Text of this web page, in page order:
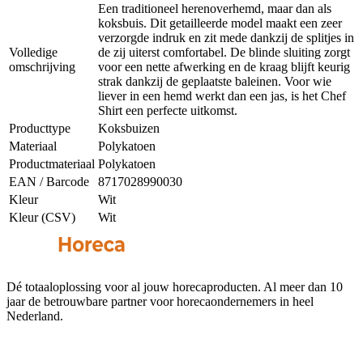
Volledige
omschrijving
Een traditioneel herenoverhemd, maar dan als
koksbuis. Dit getailleerde model maakt een zeer
verzorgde indruk en zit mede dankzij de splitjes in
de zij uiterst comfortabel. De blinde sluiting zorgt
voor een nette afwerking en de kraag blijft keurig
strak dankzij de geplaatste baleinen. Voor wie
liever in een hemd werkt dan een jas, is het Chef
Shirt een perfecte uitkomst.
Producttype
Koksbuizen
Materiaal
Polykatoen
Productmateriaal Polykatoen
EAN / Barcode
8717028990030
Kleur
Wit
Kleur (CSV)
Wit
Dé totaaloplossing voor al jouw horecaproducten. Al meer dan 10
jaar de betrouwbare partner voor horecaondernemers in heel
Nederland.